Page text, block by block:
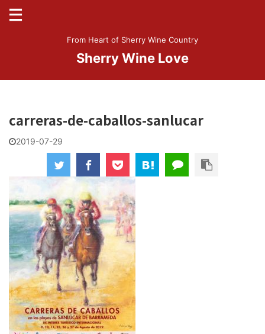
From Heart of Sherry Wine Country
Sherry Wine Love
carreras-de-caballos-sanlucar
2019-07-29